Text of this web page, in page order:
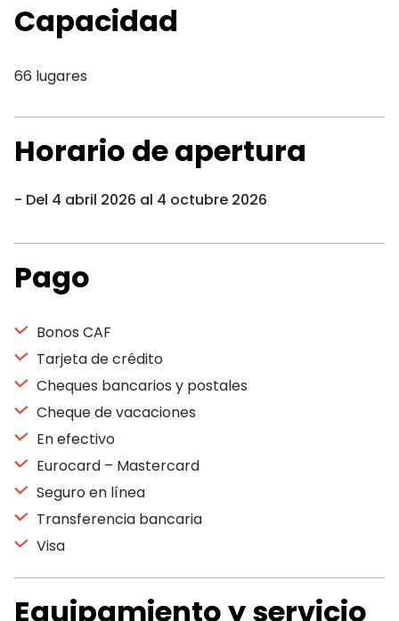
Capacidad
66 lugares
Horario de apertura
Del 4 abril 2026 al 4 octubre 2026
Pago
Bonos CAF
Tarjeta de crédito
Cheques bancarios y postales
Cheque de vacaciones
En efectivo
Eurocard – Mastercard
Seguro en línea
Transferencia bancaria
Visa
Equipamiento y servicio